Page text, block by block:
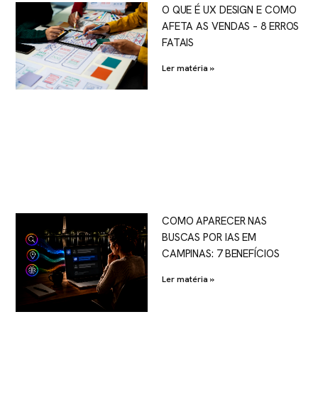
O QUE É UX DESIGN E COMO
AFETA AS VENDAS – 8 ERROS
FATAIS
Ler matéria »
COMO APARECER NAS
BUSCAS POR IAS EM
CAMPINAS: 7 BENEFÍCIOS
Ler matéria »